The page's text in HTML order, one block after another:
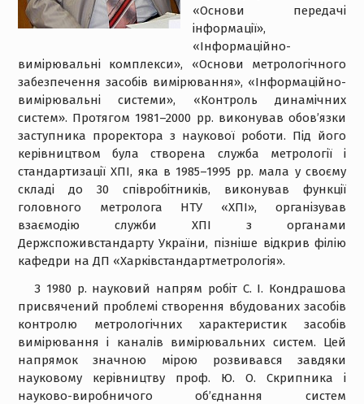
«Основи передачі
інформації»,
«Інформаційно-
вимірювальні комплекси», «Основи метрологічного
забезпечення засобів вимірювання», «Інформаційно-
вимірювальні системи», «Контроль динамічних
систем». Протягом 1981–2000 рр. виконував обов’язки
заступника проректора з наукової роботи. Під його
керівництвом була створена служба метрології і
стандартизації ХПІ, яка в 1985–1995 рр. мала у своєму
складі до 30 співробітників, виконував функції
головного метролога НТУ «ХПІ», організував
взаємодію служби ХПІ з органами
Держспоживстандарту України, пізніше відкрив філію
кафедри на ДП «Харківстандартметрологія».
З 1980 р. науковий напрям робіт С. І. Кондрашова
присвячений проблемі створення вбудованих засобів
контролю метрологічних характеристик засобів
вимірювання і каналів вимірювальних систем. Цей
напрямок значною мірою розвивався завдяки
науковому керівництву проф. Ю. О. Скрипника і
науково-виробничого об’єднання систем